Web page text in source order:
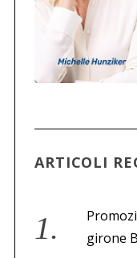
ARTICOLI
girone